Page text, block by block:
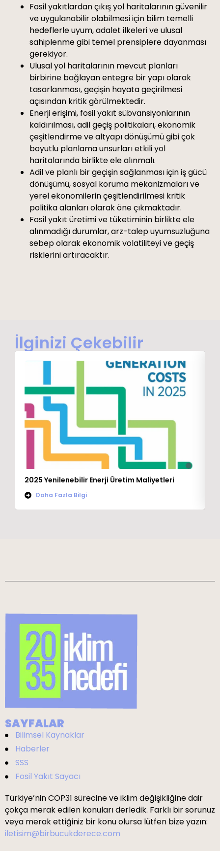
Fosil yakıtlardan çıkış yol haritalarının güvenilir
ve uygulanabilir olabilmesi için bilim temelli
hedeflerle uyum, adalet ilkeleri ve ulusal
sahiplenme gibi temel prensiplere dayanması
gerekiyor.
Ulusal yol haritalarının mevcut planları
birbirine bağlayan entegre bir yapı olarak
tasarlanması, geçişin hayata geçirilmesi
açısından kritik görülmektedir.
Enerji erişimi, fosil yakıt sübvansiyonlarının
kaldırılması, adil geçiş politikaları, ekonomik
çeşitlendirme ve altyapı dönüşümü gibi çok
boyutlu planlama unsurları etkili yol
haritalarında birlikte ele alınmalı.
Adil ve planlı bir geçişin sağlanması için iş gücü
dönüşümü, sosyal koruma mekanizmaları ve
yerel ekonomilerin çeşitlendirilmesi kritik
politika alanları olarak öne çıkmaktadır.
Fosil yakıt üretimi ve tüketiminin birlikte ele
alınmadığı durumlar, arz-talep uyumsuzluğuna
sebep olarak ekonomik volatiliteyi ve geçiş
risklerini artıracaktır.
İlginizi Çekebilir
2025 Yenilenebilir Enerji Üretim Maliyetleri
Daha Fazla Bilgi
SAYFALAR
Bilimsel Kaynaklar
Haberler
SSS
Fosil Yakıt Sayacı
Türkiye’nin COP31 sürecine ve iklim değişikliğine dair
çokça merak edilen konuları derledik. Farklı bir sorunuz
veya merak ettiğiniz bir konu olursa lütfen bize yazın:
iletisim@birbucukderece.com